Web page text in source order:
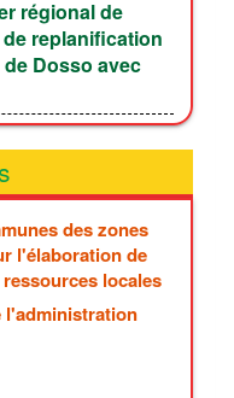
régional de
replanification
Dosso avec
des zones
l'élaboration de
locales
l'administration